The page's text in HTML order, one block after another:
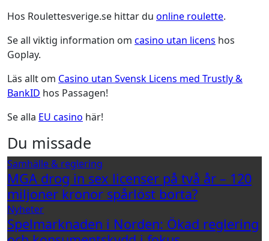
Hos Roulettesverige.se hittar du online roulette.
Se all viktig information om casino utan licens hos
Goplay.
Läs allt om Casino utan Svensk Licens med Trustly &
BankID hos Passagen!
Se alla EU casino här!
Du missade
Samhälle & reglering
MGA drog in sex licenser på två år – 120
miljoner kronor spårlöst borta?
Nyheter
Spelmarknaden i Norden: Ökad reglering